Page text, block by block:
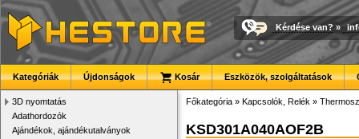
Kérdése van? »
Kategóriák Újdonságok Kosár Eszközök, szolgáltatások
3D nyomtatás
Adathordozók
Ajándékok, ajándékutalványok
Főkategória » Kapcsolók, Relék »
KSD301A040AOF2B